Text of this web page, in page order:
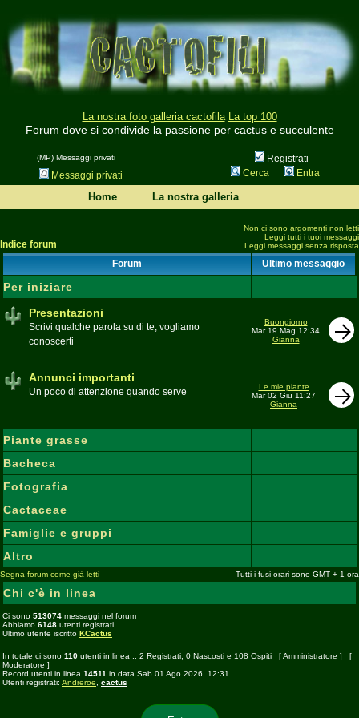
La nostra foto galleria cactofila La top 100
Forum dove si condivide la passione per cactus e succulente
(MP) Messaggi privati
Registrati
Messaggi privati
Cerca Entra
Home La nostra galleria
Indice forum
Non ci sono argomenti non letti
Leggi tutti i tuoi messaggi
Leggi messaggi senza risposta
Forum Ultimo messaggio
Per iniziare
Presentazioni
Scrivi qualche parola su di te, vogliamo
conoscerti
Buongiorno
Mar 19 Mag 12:34
Gianna
Annunci importanti
Un poco di attenzione quando serve
Le mie piante
Mar 02 Giu 11:27
Gianna
Piante grasse
Bacheca
Fotografia
Cactaceae
Famiglie e gruppi
Altro
Segna forum come già letti Tutti i fusi orari sono GMT + 1 ora
Chi c'è in linea
Ci sono 513074 messaggi nel forum
Abbiamo 6148 utenti registrati
Ultimo utente iscritto KCactus
In totale ci sono 110 utenti in linea :: 2 Registrati, 0 Nascosti e 108 Ospiti [Amministratore ] [
Moderatore ]
Record utenti in linea 14511 in data Sab 01 Ago 2026, 12:31
Utenti registrati: Andreroe cactus